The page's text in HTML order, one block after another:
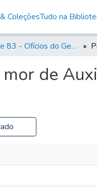
ColeçõesTudo na
Volume 83 - Ofícios do General Martim Lopes Lobo de Saldanha (Governador da Capitania): 1780- 1782
de